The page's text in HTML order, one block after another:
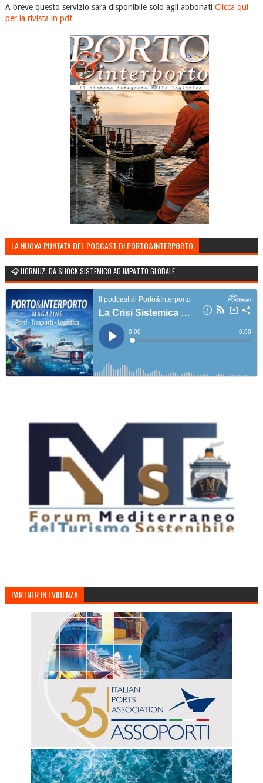
A breve questo servizio sarà disponibile solo agli abbonati Clicca qui
per la rivista in pdf
LA NUOVA PUNTATA DEL PODCAST DI PORTO&INTERPORTO
🎧 HORMUZ: DA SHOCK SISTEMICO AD IMPATTO GLOBALE
PARTNER IN EVIDENZA